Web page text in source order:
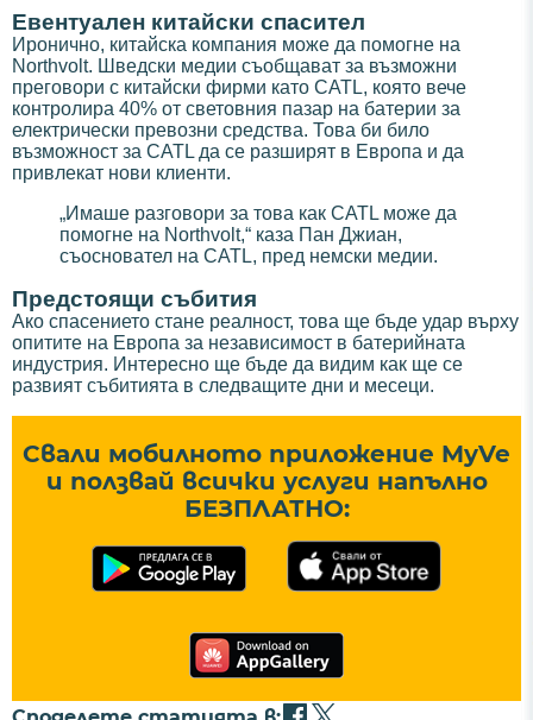
Евентуален китайски спасител
Иронично, китайска компания може да помогне на
Northvolt. Шведски медии съобщават за възможни
преговори с китайски фирми като CATL, която вече
контролира 40% от световния пазар на батерии за
електрически превозни средства. Това би било
възможност за CATL да се разширят в Европа и да
привлекат нови клиенти.
„Имаше разговори за това как CATL може да
помогне на Northvolt,“ каза Пан Джиан,
съосновател на CATL, пред немски медии.
Предстоящи събития
Ако спасението стане реалност, това ще бъде удар върху
опитите на Европа за независимост в батерийната
индустрия. Интересно ще бъде да видим как ще се
развият събитията в следващите дни и месеци.
Свали мобилното приложение MyVe
и ползвай всички услуги напълно
БЕЗПЛАТНО: